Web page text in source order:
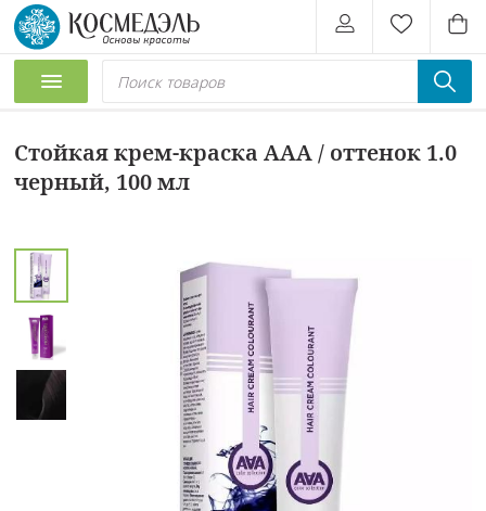
Стойкая крем-краска AAA / оттенок 1.0
черный, 100 мл